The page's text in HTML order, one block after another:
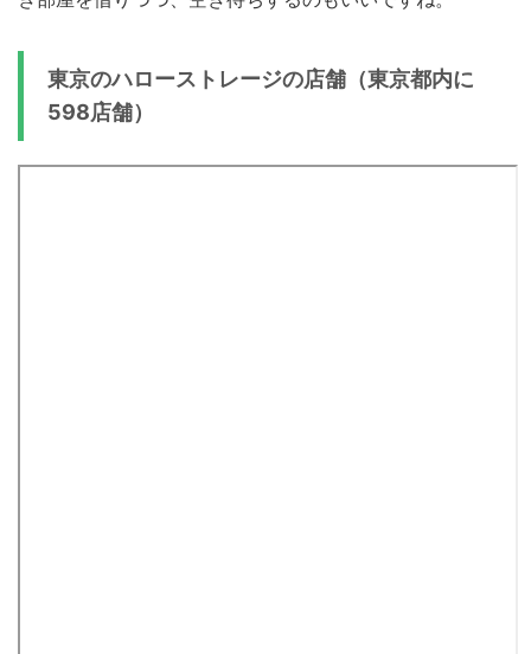
東京のハローストレージの店舗（東京都内に
598店舗）